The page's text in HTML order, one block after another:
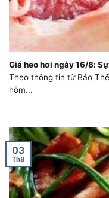
Giá heo hơi ngày 16/8:
Theo thông tin từ Báo
hôm...
03
Th8